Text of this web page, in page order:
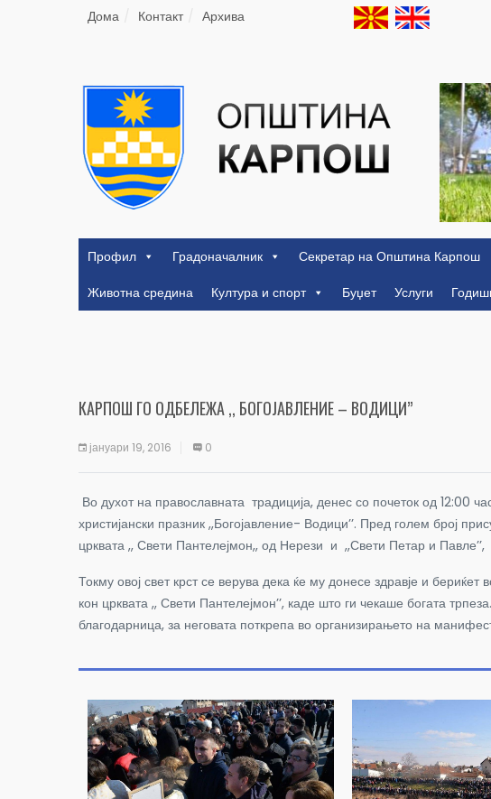
Дома Контакт Архива
Профил Градоначалник Секретар на Општина Карпош
Животна средина
Култура и спорт Буџет Услуги
КАРПОШ ГО ОДБЕЛЕЖА ,, БОГОЈАВЛЕНИЕ – ВОДИЦИ’’
јануари 19, 2016 0
Во духот на православната традиција, денес со почеток од 12:00
христијански празник ,,Богојавление- Водици’’. Пред голем број
црквата ,, Свети Пантелејмон,, од Нерези и ,,Свети Петар и
Токму овој свет крст се верува дека ќе му донесе здравје и
кон црквата ,, Свети Пантелејмон’’, каде што ги чекаше богата
благодарница, за неговата поткрепа во организирањето на